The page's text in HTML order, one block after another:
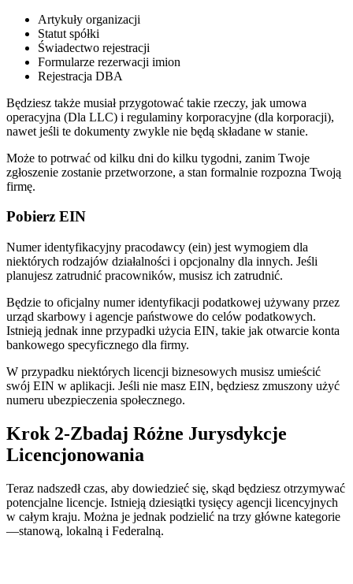
Artykuły organizacji
Statut spółki
Świadectwo rejestracji
Formularze rezerwacji imion
Rejestracja DBA
Będziesz także musiał przygotować takie rzeczy, jak umowa
operacyjna (Dla LLC) i regulaminy korporacyjne (dla korporacji),
nawet jeśli te dokumenty zwykle nie będą składane w stanie.
Może to potrwać od kilku dni do kilku tygodni, zanim Twoje
zgłoszenie zostanie przetworzone, a stan formalnie rozpozna Twoją
firmę.
Pobierz EIN
Numer identyfikacyjny pracodawcy (ein) jest wymogiem dla
niektórych rodzajów działalności i opcjonalny dla innych. Jeśli
planujesz zatrudnić pracowników, musisz ich zatrudnić.
Będzie to oficjalny numer identyfikacji podatkowej używany przez
urząd skarbowy i agencje państwowe do celów podatkowych.
Istnieją jednak inne przypadki użycia EIN, takie jak otwarcie konta
bankowego specyficznego dla firmy.
W przypadku niektórych licencji biznesowych musisz umieścić
swój EIN w aplikacji. Jeśli nie masz EIN, będziesz zmuszony użyć
numeru ubezpieczenia społecznego.
Krok 2-Zbadaj Różne Jurysdykcje
Licencjonowania
Teraz nadszedł czas, aby dowiedzieć się, skąd będziesz otrzymywać
potencjalne licencje. Istnieją dziesiątki tysięcy agencji licencyjnych
w całym kraju. Można je jednak podzielić na trzy główne kategorie
—stanową, lokalną i Federalną.